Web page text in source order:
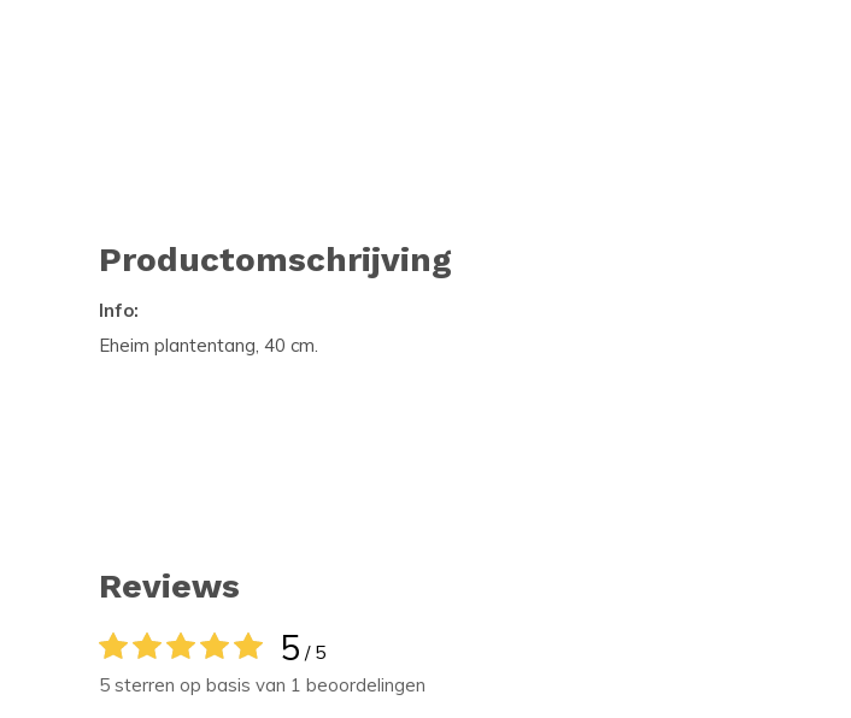
Productomschrijving
Info:
Eheim plantentang, 40 cm.
Reviews
5 / 5
5 sterren op basis van 1 beoordelingen